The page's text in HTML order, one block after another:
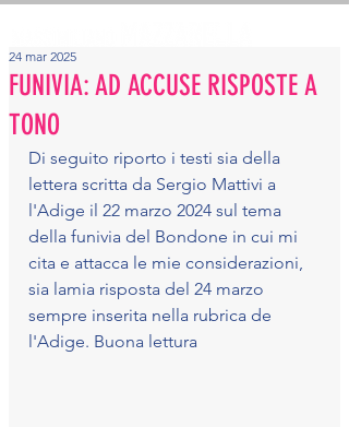
FUNIVIA: AD ACCUSE RISPOSTE A
TONO
24 mar 2025
Di seguito riporto i testi sia della
lettera scritta da Sergio Mattivi a
l'Adige il 22 marzo 2024 sul tema
della funivia del Bondone in cui mi
cita e attacca le mie considerazioni,
sia lamia risposta del 24 marzo
sempre inserita nella rubrica de
l'Adige. Buona lettura